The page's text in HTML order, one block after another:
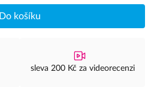
Do košíku
sleva 200 Kč za videorecenzi